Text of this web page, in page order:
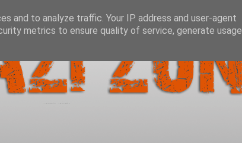
and to analyze traffic. Your IP address and user-agent
metrics to ensure quality of service, generate usage